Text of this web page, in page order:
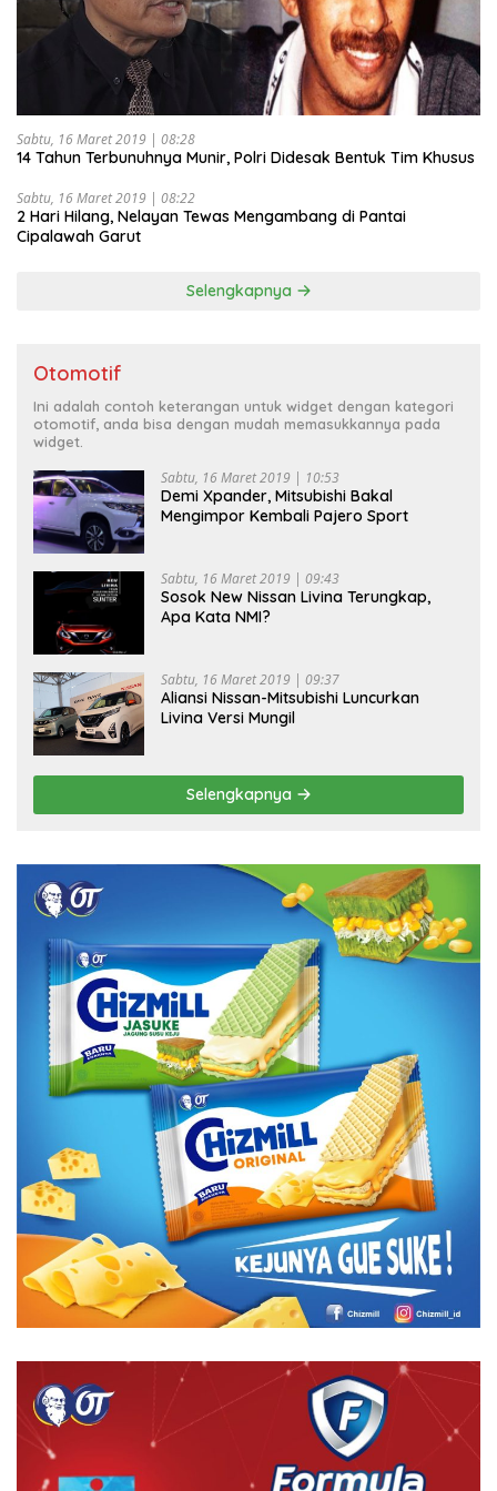
Sabtu, 16 Maret 2019 | 08:28
14 Tahun Terbunuhnya Munir, Polri Didesak Bentuk Tim Khusus
Sabtu, 16 Maret 2019 | 08:22
2 Hari Hilang, Nelayan Tewas Mengambang di Pantai
Cipalawah Garut
Selengkapnya
Otomotif
Ini adalah contoh keterangan untuk widget dengan kategori
otomotif, anda bisa dengan mudah memasukkannya pada
widget.
Sabtu, 16 Maret 2019 | 10:53
Demi Xpander, Mitsubishi Bakal
Mengimpor Kembali Pajero Sport
Sabtu, 16 Maret 2019 | 09:43
Sosok New Nissan Livina Terungkap,
Apa Kata NMI?
Sabtu, 16 Maret 2019 | 09:37
Aliansi Nissan-Mitsubishi Luncurkan
Livina Versi Mungil
Selengkapnya